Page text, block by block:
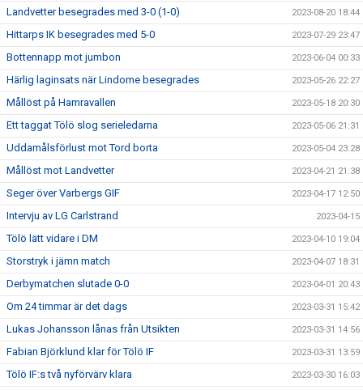
Landvetter besegrades med 3-0 (1-0) 2023-08-20 18:44
Hittarps IK besegrades med 5-0 2023-07-29 23:47
Bottennapp mot jumbon 2023-06-04 00:33
Härlig laginsats när Lindome besegrades 2023-05-26 22:27
Mållöst på Hamravallen 2023-05-18 20:30
Ett taggat Tölö slog serieledarna 2023-05-06 21:31
Uddamålsförlust mot Tord borta 2023-05-04 23:28
Mållöst mot Landvetter 2023-04-21 21:38
Seger över Varbergs GIF 2023-04-17 12:50
Intervju av LG Carlstrand 2023-04-15
Tölö lätt vidare i DM 2023-04-10 19:04
Storstryk i jämn match 2023-04-07 18:31
Derbymatchen slutade 0-0 2023-04-01 20:43
Om 24 timmar är det dags 2023-03-31 15:42
Lukas Johansson lånas från Utsikten 2023-03-31 14:56
Fabian Björklund klar för Tölö IF 2023-03-31 13:59
Tölö IF:s två nyförvärv klara 2023-03-30 16:03